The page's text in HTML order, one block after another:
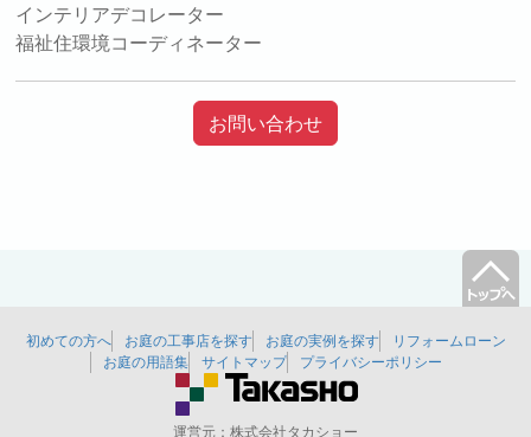
インテリアデコレーター
福祉住環境コーディネーター
お問い合わせ
初めての方へ お庭の工事店を探す お庭の実例を探す
リフォームローン
お庭の用語集
サイトマップ プライバシーポリシー
運営元： 株式会社タカショー